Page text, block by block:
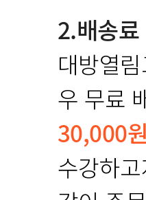
2.배송료
대방열
우 무료
30,000
수강하